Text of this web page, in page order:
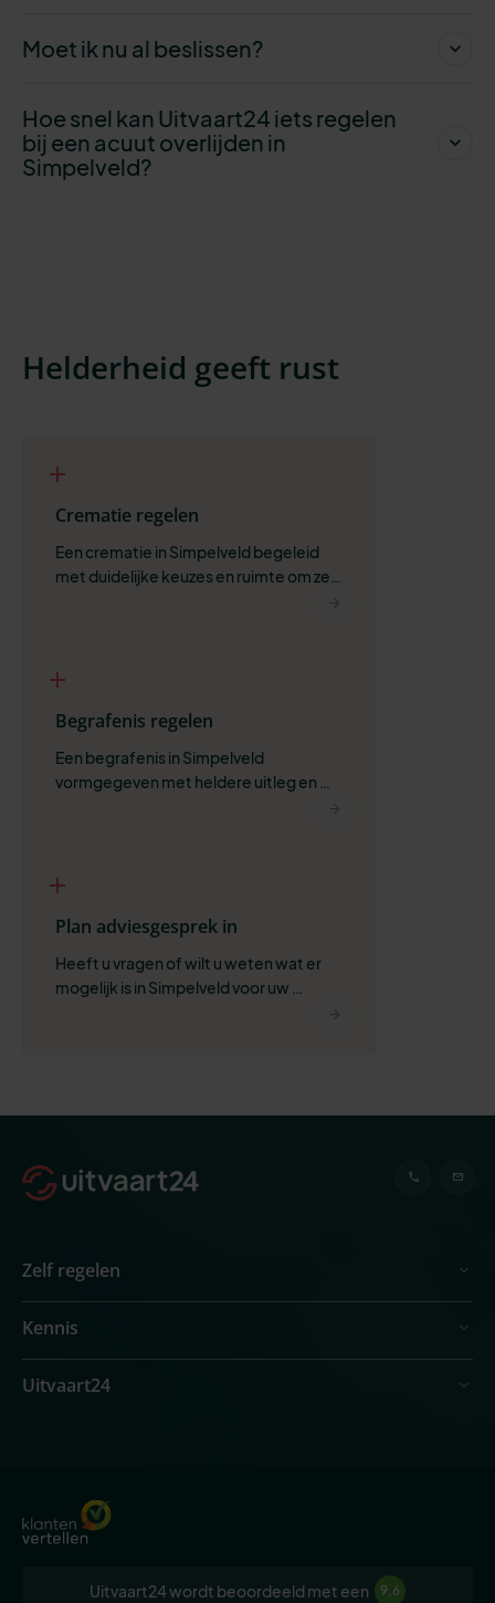
Moet ik nu al beslissen?
Hoe snel kan Uitvaart24 iets regelen
bij een acuut overlijden in
Simpelveld?
Helderheid geeft rust
Crematie regelen
Een crematie in Simpelveld begeleid
met duidelijke keuzes en ruimte om zelf
Begrafenis regelen
Een begrafenis in Simpelveld
vormgegeven met heldere uitleg en
Plan adviesgesprek in
Heeft u vragen of wilt u weten wat er
mogelijk is in Simpelveld voor uw
Zelf regelen
Kennis
Uitvaart24
Uitvaart24 wordt beoordeeld met een 9,6